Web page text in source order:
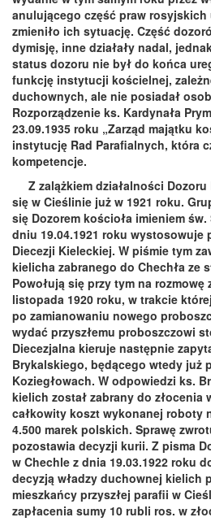
anulującego część praw
zmieniło ich sytuację. Część
dymisję, inne działały nadal,
status dozoru nie był do końca
funkcję instytucji kościelnej,
duchownych, ale nie posiadał
Rozporządzenie ks. Kardynała
23.09.1935 roku „Zarząd majątku
instytucję Rad Parafialnych, która
kompetencje.
Z zalążkiem działalności
się w Cieślinie już w 1921 roku.
się Dozorem kościoła imieniem
dniu 19.04.1921 roku wystosowuje
Diecezji Kieleckiej. W piśmie tym
kielicha zabranego do Chechła ze
Powołują się przy tym na rozmowę
listopada 1920 roku, w trakcie
po zamianowaniu nowego
wydać przyszłemu proboszczowi
Diecezjalna kieruje następnie
Brykalskiego, będącego wtedy już
Koziegłowach. W odpowiedzi ks.
kielich został zabrany do złocenia
całkowity koszt wykonanej roboty
4.500 marek polskich. Sprawę
pozostawia decyzji kurii. Z pisma
w Chechle z dnia 19.03.1922 roku
decyzją władzy duchownej kielich
mieszkańcy przyszłej parafii w
zapłacenia sumy 10 rubli ros. w